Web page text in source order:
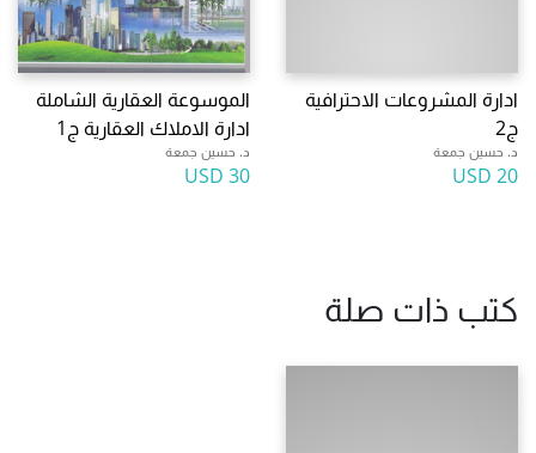
ادارة المشروعات الاحترافية
ج2
د. حسين جمعة
20 USD
الموسوعة العقارية الشاملة
ادارة الاملاك العقارية ج1
د. حسين جمعة
30 USD
كتب ذات صلة